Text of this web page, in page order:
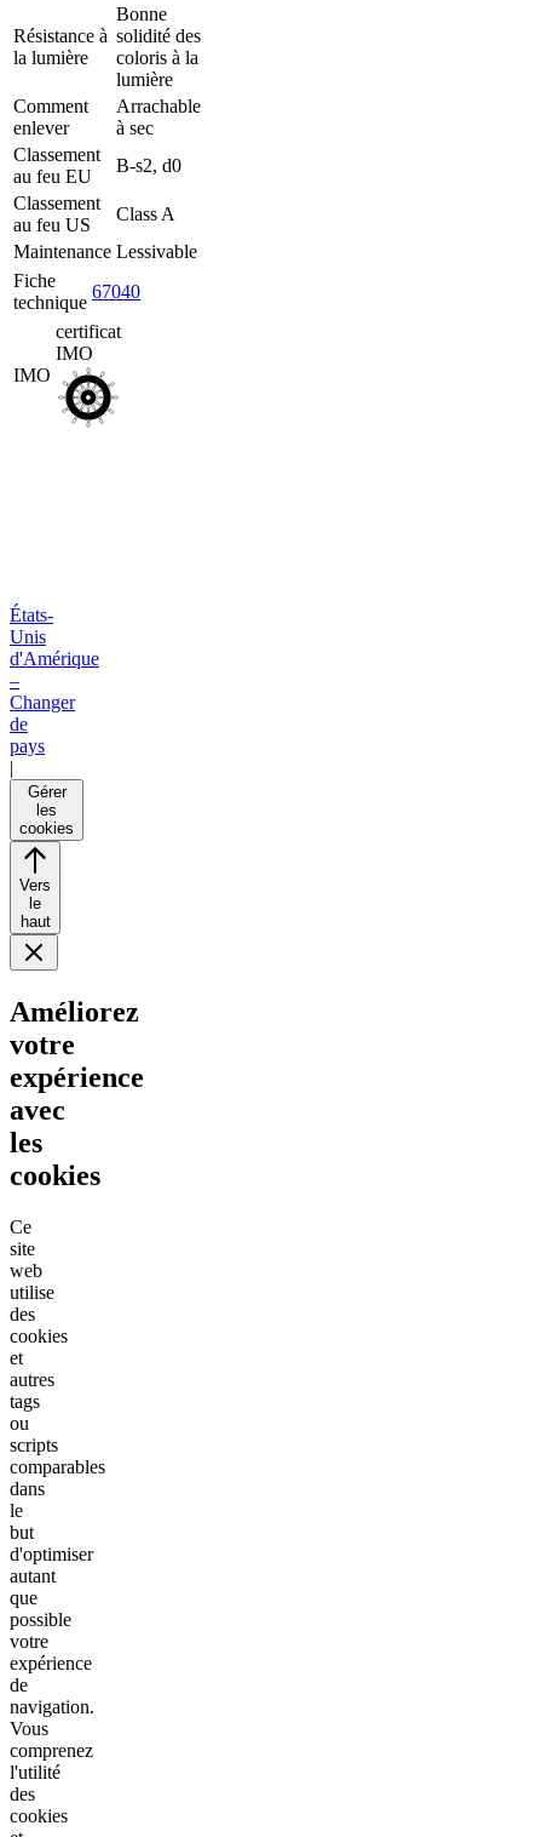
Résistance à
la lumière
Bonne
solidité des
coloris à la
lumière
Comment
enlever
Arrachable
à sec
Classement
au feu EU
B-s2, d0
Classement
au feu US
Class A
Maintenance Lessivable
Fiche
technique
67040
IMO
certificat
IMO
Espace
client
professionnel
relation
presse
Plateforme
de
commande
B2B
États-
Unis
d'Amérique
–
Changer
de
pays
|
Gérer
les
cookies
Vers
le
haut
Améliorez
votre
expérience
avec
les
cookies
Ce
site
web
utilise
des
cookies
et
autres
tags
ou
scripts
comparables
dans
le
but
d'optimiser
autant
que
possible
votre
expérience
de
navigation.
Vous
comprenez
l'utilité
des
cookies